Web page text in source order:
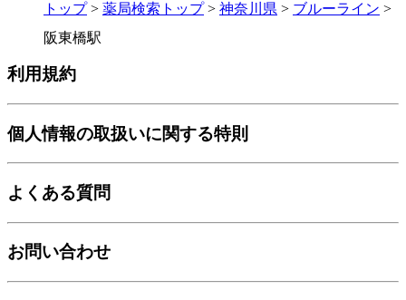
トップ> 薬局検索トップ> 神奈川県 > ブルーライン >
阪東橋駅
利用規約
個人情報の取扱いに関する特則
よくある質問
お問い合わせ